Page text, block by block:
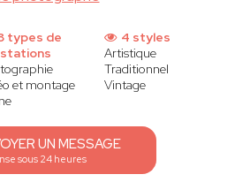
types de
et montage
4 styles
Artistique
Traditionnel
Vintage
UN MESSAGE
sous 24 heures